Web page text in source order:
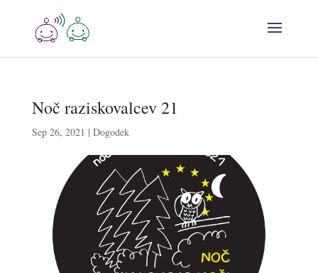
Noč raziskovalcev 21
Sep 26, 2021 | Dogodek